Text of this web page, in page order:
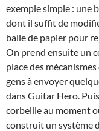
exemple simple : une
dont il suffit de
balle de papier pour
On prend ensuite un
place des
gens à envoyer
dans Guitar Hero.
corbeille au moment
construit un système